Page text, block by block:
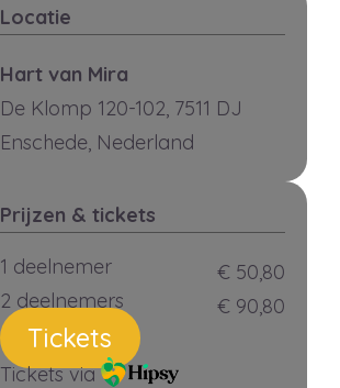
Locatie
Hart van Mira
De Klomp 120-102, 7511 DJ
Enschede, Nederland
Prijzen & tickets
1 deelnemer
€ 50,80
2 deelnemers
€ 90,80
Tickets
Tickets via